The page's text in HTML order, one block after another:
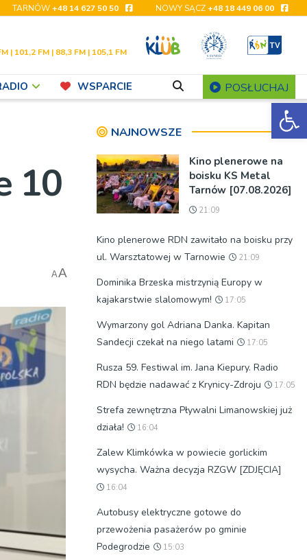
TARNÓW+48 14 627 50 50 NOWY SĄCZ+48 18 449 06 00
| 101,2 FM | 88,3 FM | 105,1 FM
WSPARCIE POSŁUCHAJ
10
AA
NAJNOWSZE
Kino plenerowe na
boisku KS Metal
Tarnów [07.08.2026]
21:09
Kino plenerowe RDN zawitało na boisku przy
ul. Warsztatowej w Tarnowie
21:09
Dominika Brzeska mistrzynią Europy w
kajakarstwie slalomowym!
17:05
Wymarzony gol Adriana Danka. Kapitan
Sandecji czekał na niego latami
17:05
Rusza 59. Festiwal im. Jana Kiepury. Radio
RDN będzie nadawać z Krynicy-Zdroju
17:05
Strefa zewnętrzna Pływalni Limanowskiej już
działa!
16:04
Zalew Klimkówka w powiecie gorlickim
wysycha. Ważna decyzja RZGW [ZDJĘCIA]
16:04
Autobusy elektryczne gotowe do
przewożenia pasażerów po gminie
Podegrodzie
15:03